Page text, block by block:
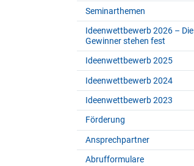
Seminarthemen
Ideenwettbewerb 2026 – Die
Gewinner stehen fest
Ideenwettbewerb 2025
Ideenwettbewerb 2024
Ideenwettbewerb 2023
Förderung
Ansprechpartner
Abrufformulare